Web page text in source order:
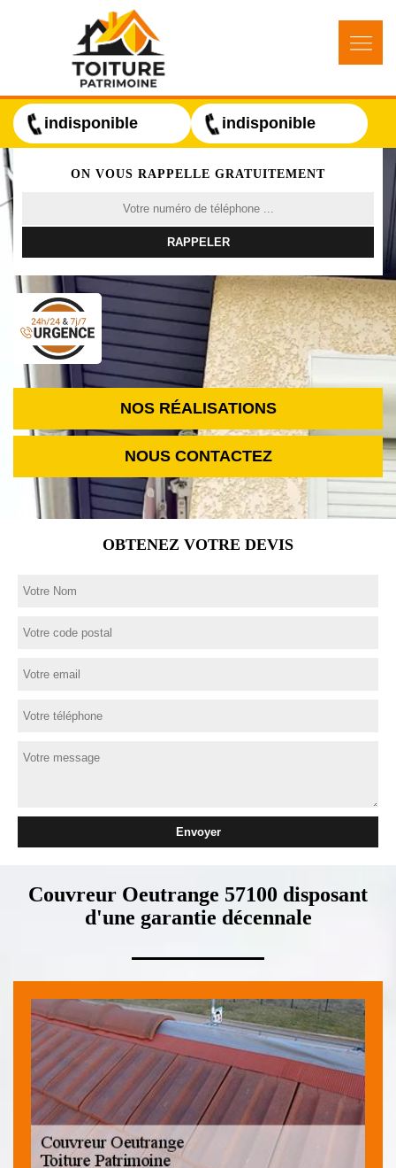
indisponible indisponible
ON VOUS RAPPELLE GRATUITEMENT
NOS RÉALISATIONS
NOUS CONTACTEZ
OBTENEZ VOTRE DEVIS
Couvreur Oeutrange 57100 disposant
d'une garantie décennale